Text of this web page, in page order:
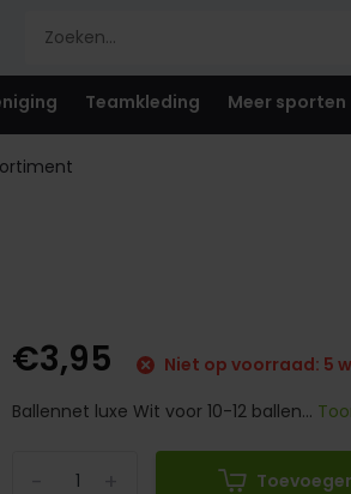
Teamkleding Meer sporten
€3,95
Niet op voorraad: 5
Ballennet luxe Wit voor 10-12 ballen...